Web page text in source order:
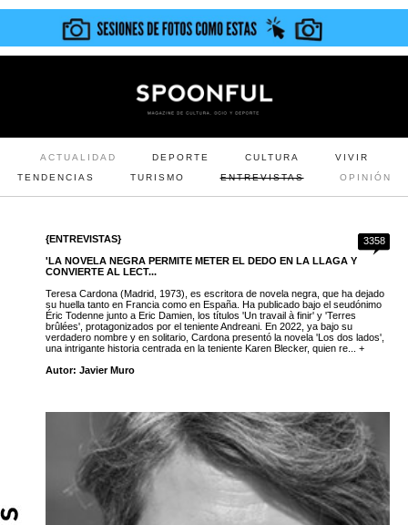
ACTUALIDAD DEPORTE CULTURA
VIVIR
TENDENCIAS
TURISMO ENTREVISTAS OPINIÓN
3358
{ENTREVISTAS}
'LA NOVELA NEGRA PERMITE METER EL DEDO EN LA LLAGA Y
CONVIERTE AL LECT...
Teresa Cardona (Madrid, 1973), es escritora de novela negra, que ha dejado
su huella tanto en Francia como en España. Ha publicado bajo el seudónimo
Éric Todenne junto a Eric Damien, los títulos 'Un travail à finir' y 'Terres
brûlées', protagonizados por el teniente Andreani. En 2022, ya bajo su
verdadero nombre y en solitario, Cardona presentó la novela 'Los dos lados',
una intrigante historia centrada en la teniente Karen Blecker, quien re... +
Autor: Javier Muro